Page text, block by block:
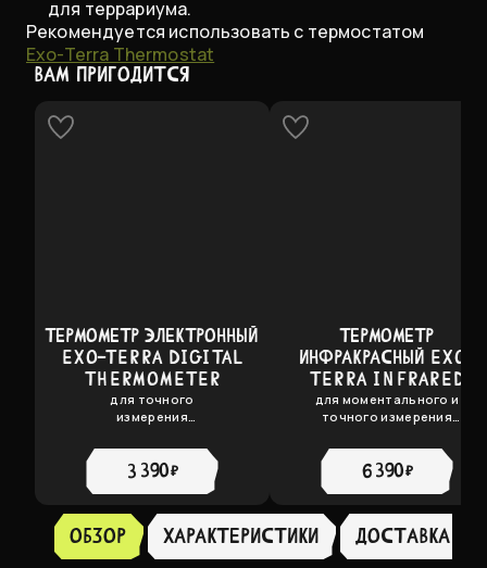
для террариума.
​Рекомендуется использовать с термостатом
Exo-Terra Thermostat
ВАМ ПРИГОДИТСЯ
ТЕРМОМЕТР ЭЛЕКТРОННЫЙ
EXO-TERRA DIGITAL
THERMOMETER
для точного
измерения
3 390 ₽
ТЕРМОМЕТР
ИНФРАКРАСНЫЙ EXO-
TERRA INFRARED
THERMOMETER
для моментального и
точного измерения
6 390 ₽
Обзор ХАРАКТЕРИСТИКИ доставка